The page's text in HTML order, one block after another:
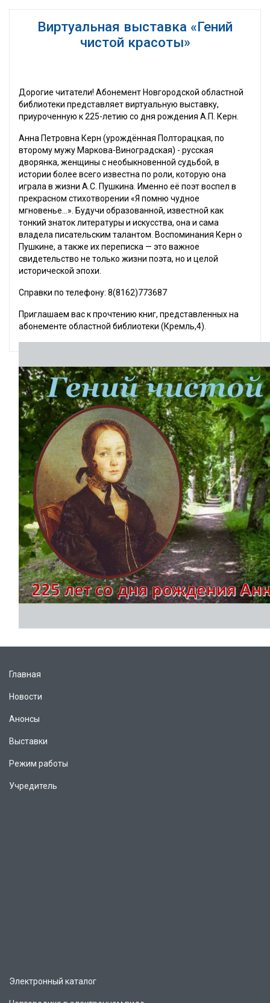
Виртуальная выставка «Гений
чистой красоты»
Дорогие читатели! Абонемент Новгородской областной
библиотеки представляет виртуальную выставку,
приуроченную к 225-летию со дня рождения А.П. Керн.
Анна Петровна Керн (урождённая Полторацкая, по
второму мужу Маркова-Виноградская) - русская
дворянка, женщины с необыкновенной судьбой, в
истории более всего известна по роли, которую она
играла в жизни А.С. Пушкина. Именно её поэт воспел в
прекрасном стихотворении «Я помню чудное
мгновенье…». Будучи образованной, известной как
тонкий знаток литературы и искусства, она и сама
владела писательским талантом. Воспоминания Керн о
Пушкине, а также их переписка — это важное
свидетельство не только жизни поэта, но и целой
исторической эпохи.
Справки по телефону: 8(8162)773687
Приглашаем вас к прочтению книг, представленных на
абонементе областной библиотеки (Кремль,4).
Главная
Новости
Анонсы
Выставки
Режим работы
Учредитель
Электронный каталог